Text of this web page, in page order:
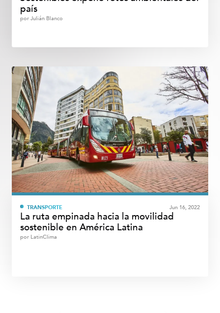
país
por Julián Blanco
TRANSPORTE Jun 16, 2022
La ruta empinada hacia la movilidad
sostenible en América Latina
por LatinClima